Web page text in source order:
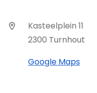
Kasteelplein 11
2300 Turnhout
Google Maps